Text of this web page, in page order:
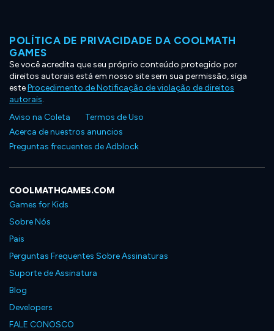
POLÍTICA DE PRIVACIDADE DA COOLMATH
GAMES
Se você acredita que seu próprio conteúdo protegido por
direitos autorais está em nosso site sem sua permissão, siga
esteProcedimento de Notificação de violação de direitos
autorais.
Aviso na Coleta
Termos de Uso
Acerca de nuestros anuncios
Preguntas frecuentes de Adblock
COOLMATHGAMES.COM
Games for Kids
Sobre Nós
Pais
Perguntas Frequentes Sobre Assinaturas
Suporte de Assinatura
Blog
Developers
FALE CONOSCO